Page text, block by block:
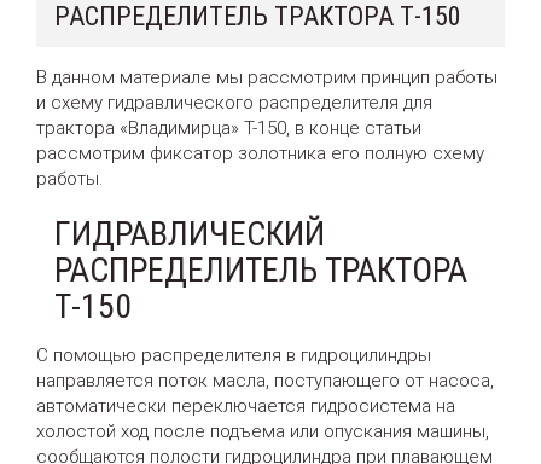
РАСПРЕДЕЛИТЕЛЬ ТРАКТОРА Т-150
В данном материале мы рассмотрим принцип работы
и схему гидравлического распределителя для
трактора «Владимирца» Т-150, в конце статьи
рассмотрим фиксатор золотника его полную схему
работы.
ГИДРАВЛИЧЕСКИЙ
РАСПРЕДЕЛИТЕЛЬ ТРАКТОРА
Т-150
С помощью распределителя в гидроцилиндры
направляется поток масла, поступающего от насоса,
автоматически переключается гидросистема на
холостой ход после подъема или опускания машины,
сообщаются полости гидроцилиндра при плавающем